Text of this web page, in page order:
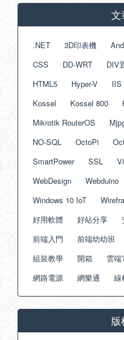
文
.NET 3D印表機
CSS
DD-WRT DIV
HTML5
Hyper-V IIS
Kossel
Kossel 800
Mikrotik RouterOS
NO-SQL
OctoPi
SmartPower
SSL
WebDesign
Webduino
Windows 10 IoT
好用軟體
好站分享
前端入門
前端幼幼班
組裝教學
開箱 雲端
網路電源
網樂通 線
版